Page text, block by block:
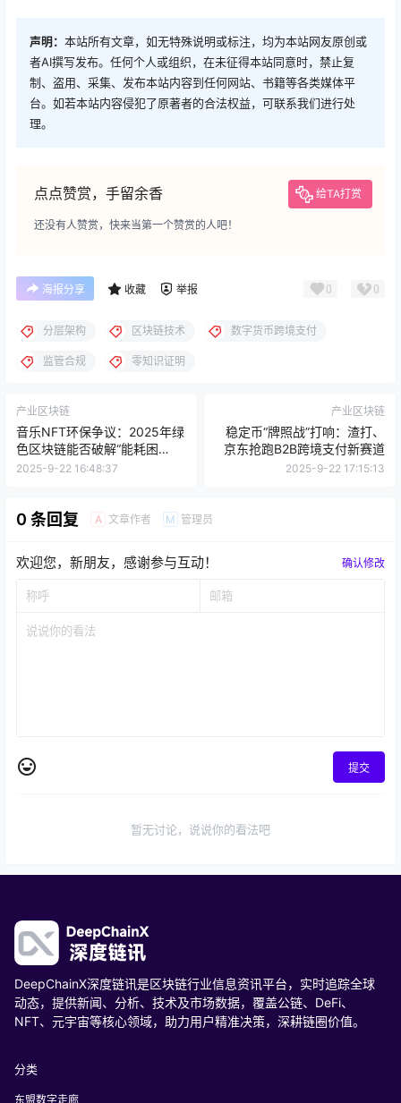
声明： 本站所有文章，如无特殊说明或标注，均为本站网友原创或
者AI撰写发布。任何个人或组织，在未征得本站同意时，禁止复
制、盗用、采集、发布本站内容到任何网站、书籍等各类媒体平
台。如若本站内容侵犯了原著者的合法权益，可联系我们进行处
理。
点点赞赏，手留余香 给TA打赏
还没有人赞赏，快来当第一个赞赏的人吧！
海报分享 收藏 举报 0 0
分层架构 区块链技术 数字货币跨境支付
监管合规 零知识证明
产业区块链
音乐NFT环保争议：2025年绿
色区块链能否破解“能耗困
局”？
2025-9-22 16:48:37
产业区块链
稳定币“牌照战”打响：渣打、
京东抢跑B2B跨境支付新赛道
2025-9-22 17:15:13
0 条回复 A 文章作者 M 管理员
欢迎您，新朋友，感谢参与互动！ 确认修改
提交
暂无讨论，说说你的看法吧
DeepChainX深度链讯是区块链行业信息资讯平台，实时追踪全球
动态，提供新闻、分析、技术及市场数据，覆盖公链、DeFi、
NFT、元宇宙等核心领域，助力用户精准决策，深耕链圈价值。
分类
东盟数字走廊